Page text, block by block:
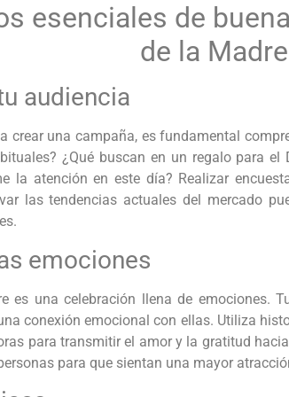
esenciales de
de la Madre
audiencia
crear una campaña, es fundamental
¿Qué buscan en un regalo para el
la atención en este día? Realizar
las tendencias actuales del mercado
emociones
es una celebración llena de emociones.
conexión emocional con ellas. Utiliza
para transmitir el amor y la gratitud
para que sientan una mayor